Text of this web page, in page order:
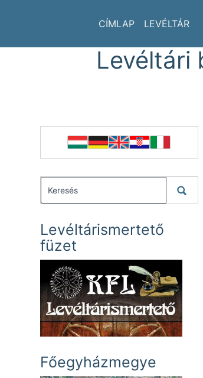
CÍMLAP LEVÉLTÁR
Levéltári
Levéltárismertető
füzet
Főegyházmegye